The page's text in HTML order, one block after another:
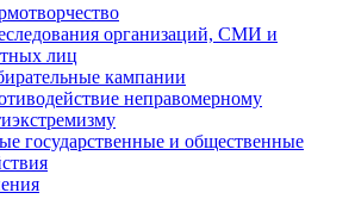
организаций, СМИ и
лиц
кампании
неправомерному
государственные и общественные